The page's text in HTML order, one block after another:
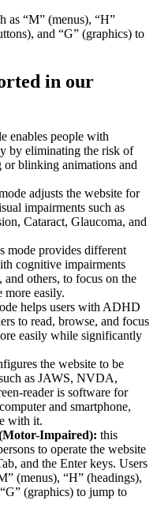
as “M” (menus), “H”
and “G” (graphics) to
in our
enables people with
by eliminating the risk of
or blinking animations and
adjusts the website for
impairments such as
Cataract, Glaucoma, and
mode provides different
cognitive impairments
others, to focus on the
more easily.
helps users with ADHD
to read, browse, and focus
easily while significantly
the website to be
as JAWS, NVDA,
reader is software for
and smartphone,
with it.
Impaired): this
to operate the website
and the Enter keys. Users
(menus), “H” (headings),
(graphics) to jump to